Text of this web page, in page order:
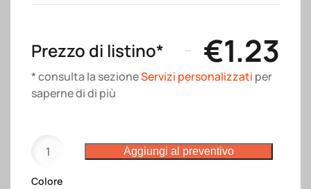
Prezzo di listino* €1.23
* consulta la sezioneServizi personalizzati per
saperne di di più
shopper
in
Aggiungi al preventivo
Colore